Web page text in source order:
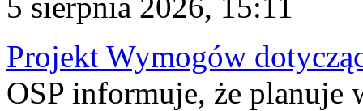
Projekt Wymogów
OSP informuje, że planuje